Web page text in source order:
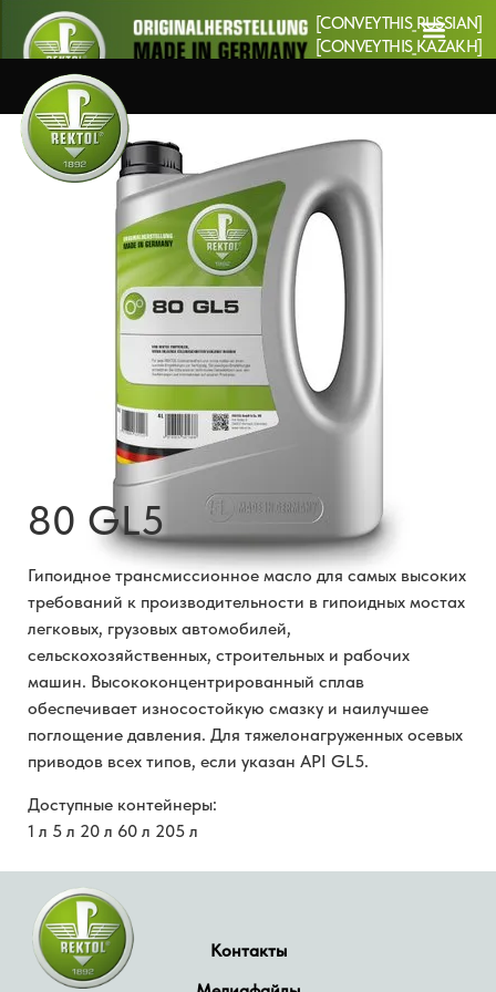
[CONVEYTHIS_RUSSIAN]
[CONVEYTHIS_KAZAKH]
80 GL5
Гипоидное трансмиссионное масло для самых высоких
требований к производительности в гипоидных мостах
легковых, грузовых автомобилей,
сельскохозяйственных, строительных и рабочих
машин. Высококонцентрированный сплав
обеспечивает износостойкую смазку и наилучшее
поглощение давления. Для тяжелонагруженных осевых
приводов всех типов, если указан API GL5.
Доступные контейнеры:
1 л 5 л 20 л 60 л 205 л
Контакты